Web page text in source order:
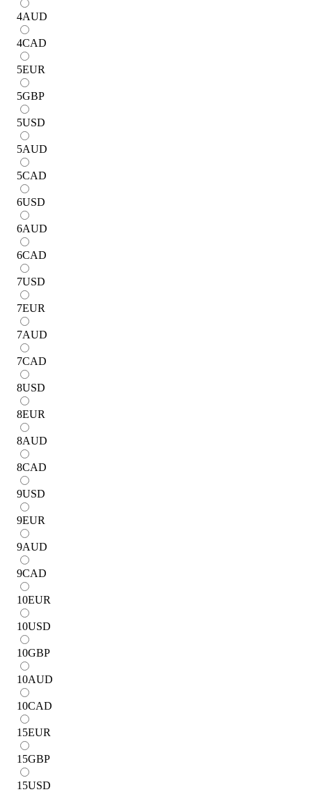
4AUD
4CAD
5EUR
5GBP
5USD
5AUD
5CAD
6USD
6AUD
6CAD
7USD
7EUR
7AUD
7CAD
8USD
8EUR
8AUD
8CAD
9USD
9EUR
9AUD
9CAD
10EUR
10USD
10GBP
10AUD
10CAD
15EUR
15GBP
15USD